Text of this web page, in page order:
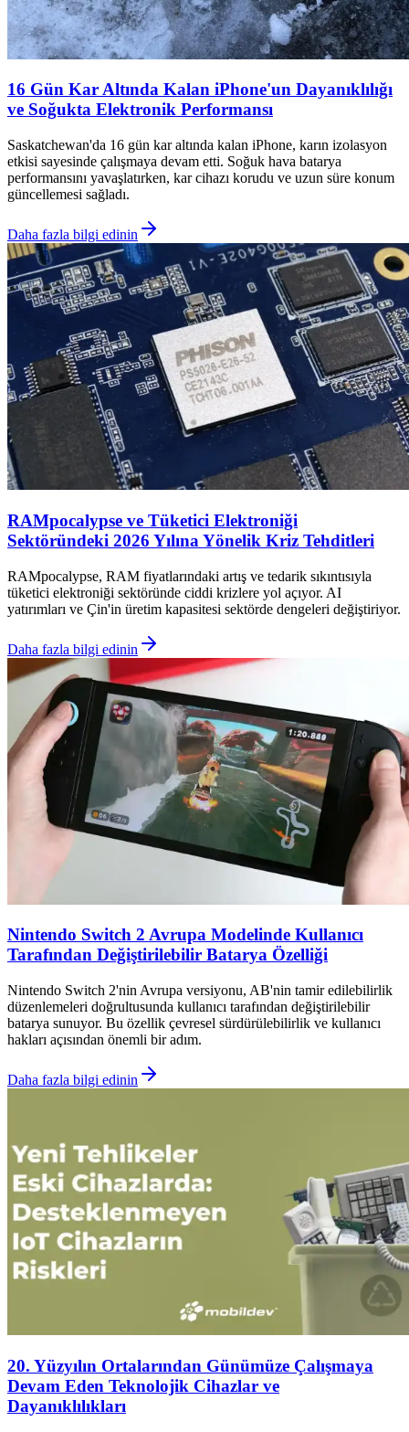
16 Gün Kar Altında Kalan iPhone'un Dayanıklılığı
ve Soğukta Elektronik Performansı
Saskatchewan'da 16 gün kar altında kalan iPhone, karın izolasyon
etkisi sayesinde çalışmaya devam etti. Soğuk hava batarya
performansını yavaşlatırken, kar cihazı korudu ve uzun süre konum
güncellemesi sağladı.
Daha fazla bilgi edinin
RAMpocalypse ve Tüketici Elektroniği
Sektöründeki 2026 Yılına Yönelik Kriz Tehditleri
RAMpocalypse, RAM fiyatlarındaki artış ve tedarik sıkıntısıyla
tüketici elektroniği sektöründe ciddi krizlere yol açıyor. AI
yatırımları ve Çin'in üretim kapasitesi sektörde dengeleri değiştiriyor.
Daha fazla bilgi edinin
Nintendo Switch 2 Avrupa Modelinde Kullanıcı
Tarafından Değiştirilebilir Batarya Özelliği
Nintendo Switch 2'nin Avrupa versiyonu, AB'nin tamir edilebilirlik
düzenlemeleri doğrultusunda kullanıcı tarafından değiştirilebilir
batarya sunuyor. Bu özellik çevresel sürdürülebilirlik ve kullanıcı
hakları açısından önemli bir adım.
Daha fazla bilgi edinin
20. Yüzyılın Ortalarından Günümüze Çalışmaya
Devam Eden Teknolojik Cihazlar ve
Dayanıklılıkları